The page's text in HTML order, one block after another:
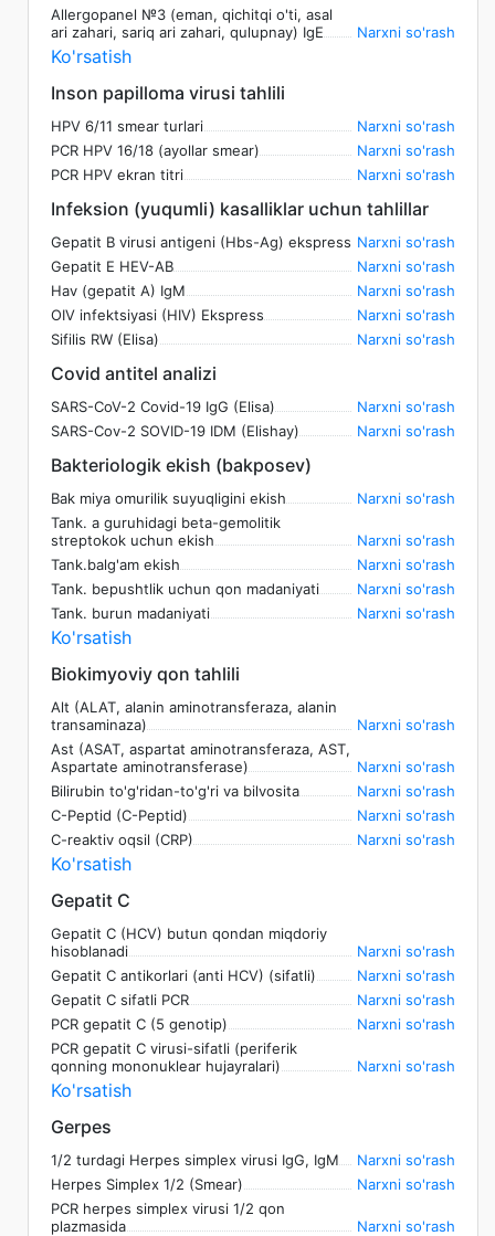
Allergopanel №3 (eman, qichitqi o'ti, asal
ari zahari, sariq ari zahari, qulupnay) IgE
Narxni so'rash
Ko'rsatish
Inson papilloma virusi tahlili
HPV 6/11 smear turlari
Narxni so'rash
PCR HPV 16/18 (ayollar smear)
Narxni so'rash
PCR HPV ekran titri
Narxni so'rash
Infeksion (yuqumli) kasalliklar uchun tahlillar
Gepatit B virusi antigeni (Hbs-Ag) ekspress Narxni so'rash
Gepatit E HEV-AB
Narxni so'rash
Hav (gepatit A) IgM
Narxni so'rash
OIV infektsiyasi (HIV) Ekspress
Narxni so'rash
Sifilis RW (Elisa)
Narxni so'rash
Covid antitel analizi
SARS-CoV-2 Covid-19 IgG (Elisa)
Narxni so'rash
SARS-Cov-2 SOVID-19 IDM (Elishay)
Narxni so'rash
Bakteriologik ekish (bakposev)
Bak miya omurilik suyuqligini ekish
Narxni so'rash
Tank. a guruhidagi beta-gemolitik
streptokok uchun ekish
Narxni so'rash
Tank.balg'am ekish
Narxni so'rash
Tank. bepushtlik uchun qon madaniyati
Narxni so'rash
Tank. burun madaniyati
Narxni so'rash
Ko'rsatish
Biokimyoviy qon tahlili
Alt (ALAT, alanin aminotransferaza, alanin
transaminaza)
Narxni so'rash
Ast (ASAT, aspartat aminotransferaza, AST,
Aspartate aminotransferase)
Narxni so'rash
Bilirubin to'g'ridan-to'g'ri va bilvosita
Narxni so'rash
C-Peptid (C-Peptid)
Narxni so'rash
C-reaktiv oqsil (CRP)
Narxni so'rash
Ko'rsatish
Gepatit C
Gepatit C (HCV) butun qondan miqdoriy
hisoblanadi
Narxni so'rash
Gepatit C antikorlari (anti HCV) (sifatli)
Narxni so'rash
Gepatit C sifatli PCR
Narxni so'rash
PCR gepatit C (5 genotip)
Narxni so'rash
PCR gepatit C virusi-sifatli (periferik
qonning mononuklear hujayralari)
Narxni so'rash
Ko'rsatish
Gerpes
1/2 turdagi Herpes simplex virusi IgG, IgM
Narxni so'rash
Herpes Simplex 1/2 (Smear)
Narxni so'rash
PCR herpes simplex virusi 1/2 qon
plazmasida
Narxni so'rash